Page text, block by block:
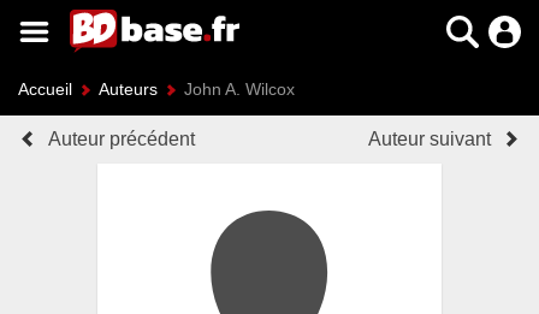
Accueil Auteurs John A. Wilcox
Auteur précédent Auteur suivant